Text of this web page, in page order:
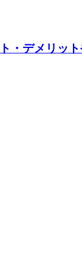
・デメリッ